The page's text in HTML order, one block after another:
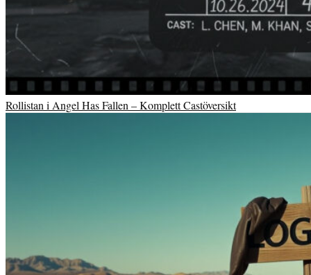
Rollistan i Angel Has Fallen – Komplett Castöversikt